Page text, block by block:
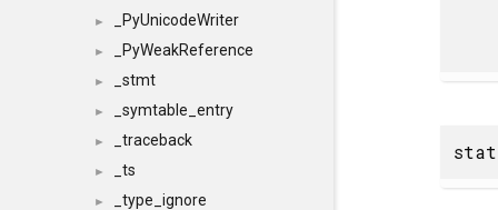
► _PyUnicodeWriter
► _PyWeakReference
► _stmt
► _symtable_entry
► _traceback
► _ts
► _type_ignore